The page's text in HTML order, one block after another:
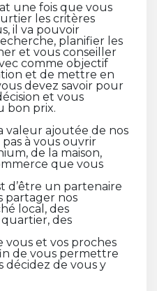
une fois que vous
les critères
il va pouvoir
planifier les
et vous conseiller
comme objectif
et de mettre en
devez savoir pour
et vous
bon prix.
valeur ajoutée de nos
à vous ouvrir
de la maison,
que vous
d’être un partenaire
partager nos
local, des
des
vous et vos proches
de vous permettre
décidez de vous y